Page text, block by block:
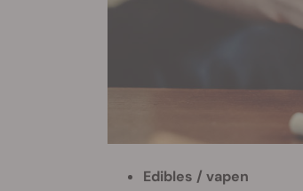
Edibles / vapen